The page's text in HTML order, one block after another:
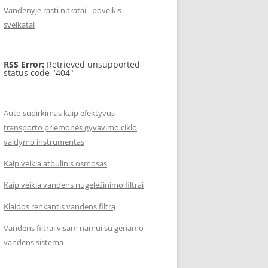
Vandenyje rasti nitratai - poveikis
sveikatai
RSS Error: Retrieved unsupported
status code "404"
Auto supirkimas kaip efektyvus
transporto priemonės gyvavimo ciklo
valdymo instrumentas
Kaip veikia atbulinis osmosas
Kaip veikia vandens nugeležinimo filtrai
Klaidos renkantis vandens filtrą
Vandens filtrai visam namui su geriamo
vandens sistema